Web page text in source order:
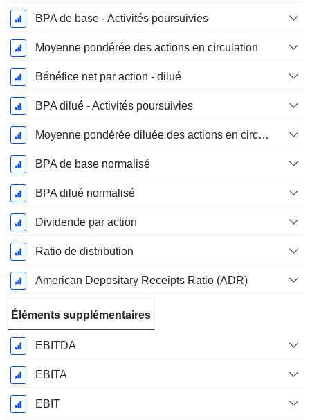
BPA de base - Activités poursuivies
Moyenne pondérée des actions en circulation
Bénéfice net par action - dilué
BPA dilué - Activités poursuivies
Moyenne pondérée diluée des actions en circulation
BPA de base normalisé
BPA dilué normalisé
Dividende par action
Ratio de distribution
American Depositary Receipts Ratio (ADR)
Éléments supplémentaires
EBITDA
EBITA
EBIT